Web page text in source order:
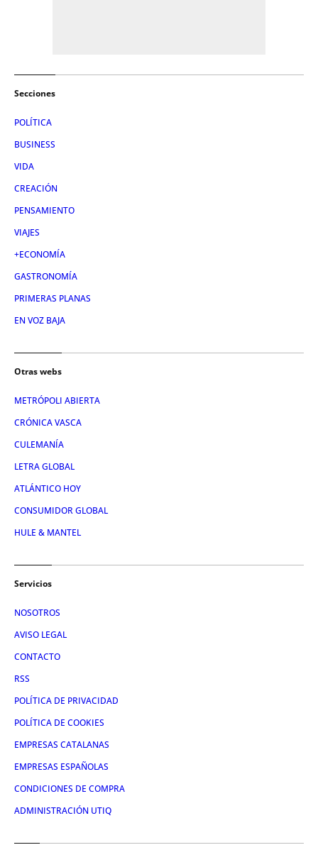
Secciones
POLÍTICA
BUSINESS
VIDA
CREACIÓN
PENSAMIENTO
VIAJES
+ECONOMÍA
GASTRONOMÍA
PRIMERAS PLANAS
EN VOZ BAJA
Otras webs
METRÓPOLI ABIERTA
CRÓNICA VASCA
CULEMANÍA
LETRA GLOBAL
ATLÁNTICO HOY
CONSUMIDOR GLOBAL
HULE & MANTEL
Servicios
NOSOTROS
AVISO LEGAL
CONTACTO
RSS
POLÍTICA DE PRIVACIDAD
POLÍTICA DE COOKIES
EMPRESAS CATALANAS
EMPRESAS ESPAÑOLAS
CONDICIONES DE COMPRA
ADMINISTRACIÓN UTIQ